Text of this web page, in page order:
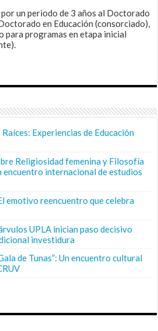
un periodo de 3 años al Doctorado
en Educación (consorciado),
para programas en etapa inicial
Experiencias de Educación
Religiosidad femenina y Filosofía
encuentro internacional de estudios
emotivo reencuentro que celebra
UPLA inician paso decisivo
investidura
de Tunas”: Un encuentro cultural